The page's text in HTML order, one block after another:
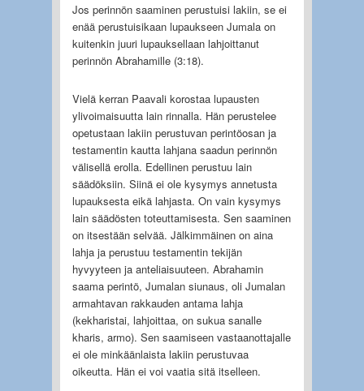
Jos perinnön saaminen perustuisi lakiin, se ei
enää perustuisikaan lupaukseen Jumala on
kuitenkin juuri lupauksellaan lahjoittanut
perinnön Abrahamille (3:18).
Vielä kerran Paavali korostaa lupausten
ylivoimaisuutta lain rinnalla. Hän perustelee
opetustaan lakiin perustuvan perintöosan ja
testamentin kautta lahjana saadun perinnön
välisellä erolla. Edellinen perustuu lain
säädöksiin. Siinä ei ole kysymys annetusta
lupauksesta eikä lahjasta. On vain kysymys
lain säädösten toteuttamisesta. Sen saaminen
on itsestään selvää. Jälkimmäinen on aina
lahja ja perustuu testamentin tekijän
hyvyyteen ja anteliaisuuteen. Abrahamin
saama perintö, Jumalan siunaus, oli Jumalan
armahtavan rakkauden antama lahja
(kekharistai, lahjoittaa, on sukua sanalle
kharis, armo). Sen saamiseen vastaanottajalle
ei ole minkäänlaista lakiin perustuvaa
oikeutta. Hän ei voi vaatia sitä itselleen.